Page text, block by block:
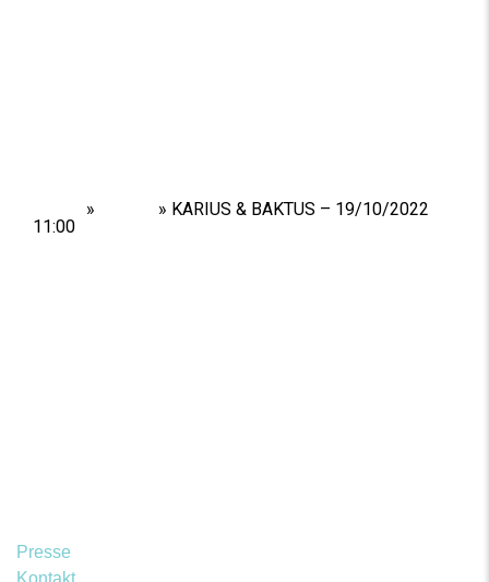
» » KARIUS & BAKTUS – 19/10/2022
11:00
Presse
Kontakt